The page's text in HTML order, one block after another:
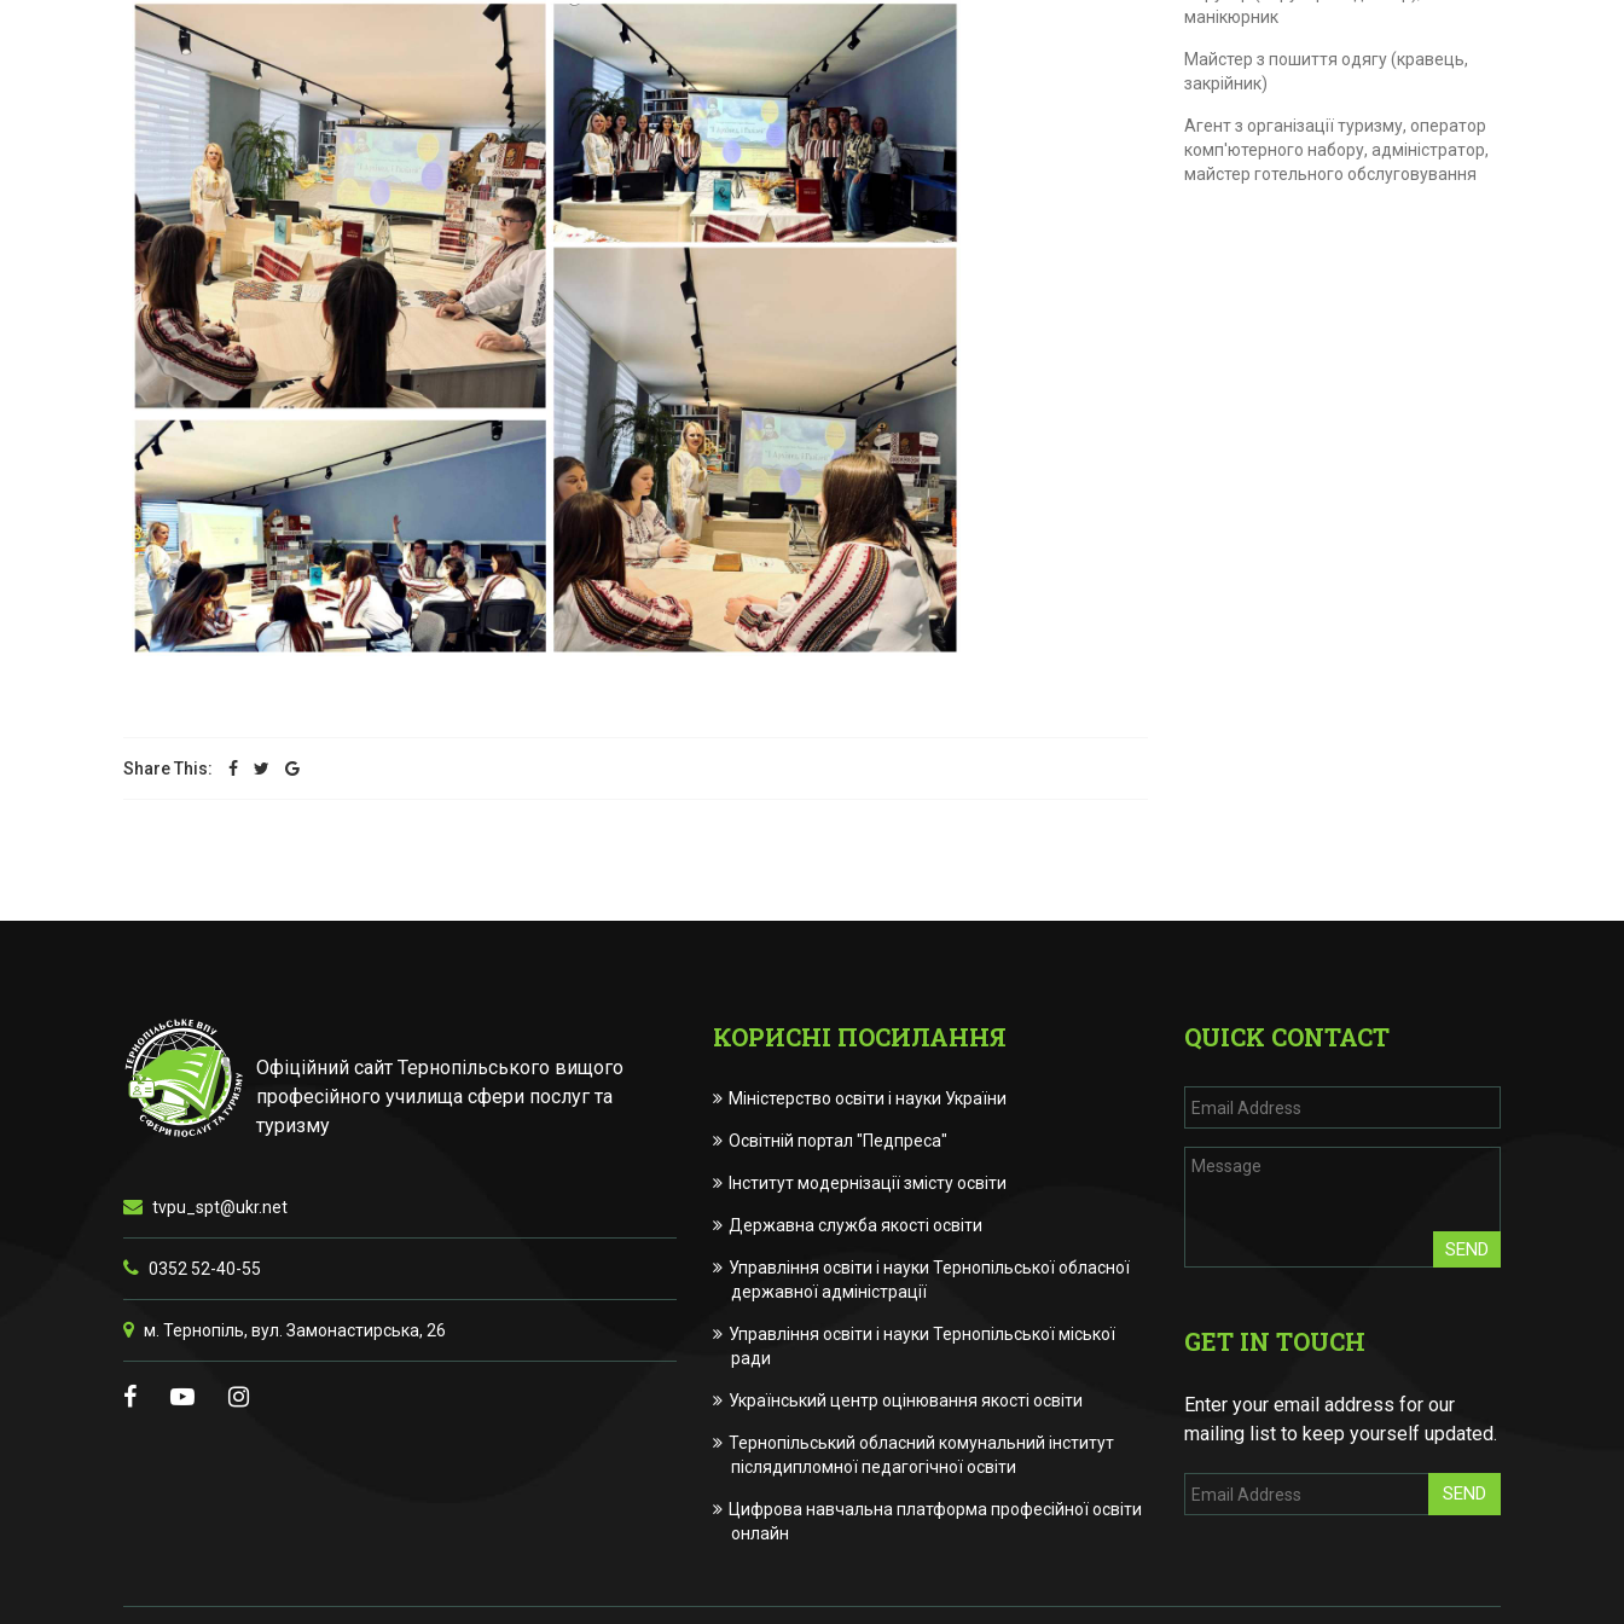
Share This:
манікюрник
Майстер з пошиття одягу (кравець,
закрійник)
Агент з організації туризму, оператор
комп'ютерного набору, адміністратор,
майстер готельного обслуговування
Офіційний сайт Тернопільського вищого
професійного училища сфери послуг та
туризму
tvpu_spt@ukr.net
0352 52-40-55
м. Тернопіль, вул. Замонастирська, 26
КОРИСНІ ПОСИЛАННЯ
Міністерство освіти і науки України
Освітній портал "Педпреса"
Інститут модернізації змісту освіти
Державна служба якості освіти
Управління освіти і науки Тернопільської обласної
державної адміністрації
Управління освіти і науки Тернопільської міської
ради
Український центр оцінювання якості освіти
Тернопільський обласний комунальний інститут
післядипломної педагогічної освіти
Цифрова навчальна платформа професійної освіти
онлайн
QUICK CONTACT
SEND
GET IN TOUCH
Enter your email address for our
mailing list to keep yourself updated.
SEND